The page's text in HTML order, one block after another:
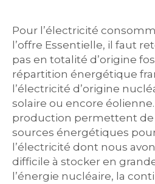
Pour l’électricité
l’offre Essentielle, il faut
pas en totalité d’origine
répartition énergétique
l’électricité d’origine
solaire ou encore
production permettent de
sources énergétiques
l’électricité dont nous
difficile à stocker en
l’énergie nucléaire, la